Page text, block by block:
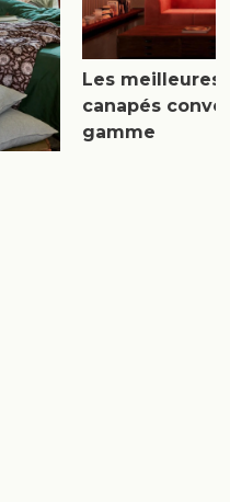
Les meilleures
canapés
gamme